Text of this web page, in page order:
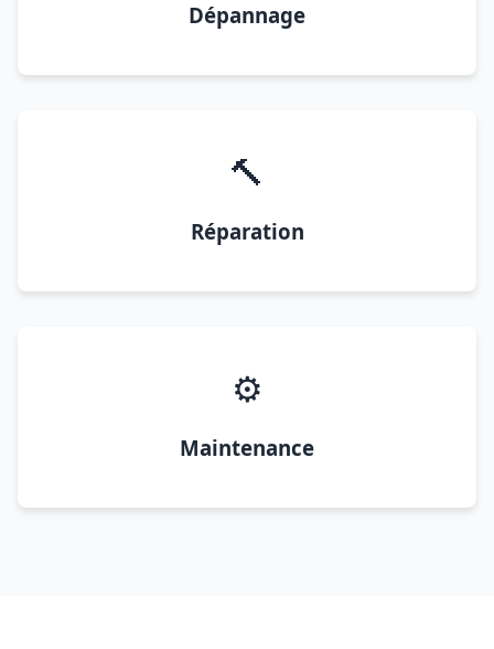
Dépannage
🔨
Réparation
⚙️
Maintenance